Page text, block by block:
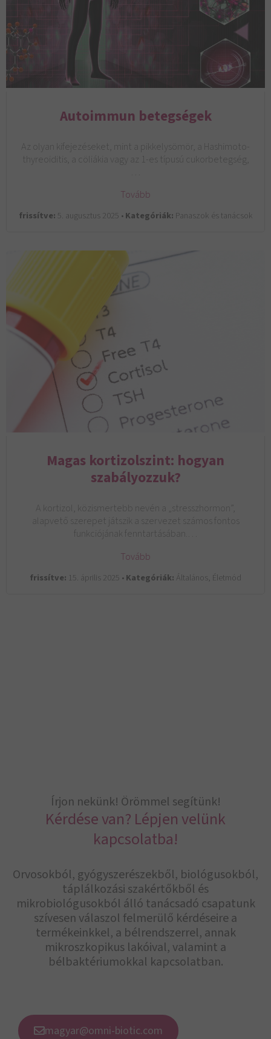
Autoimmun betegségek
Az olyan kifejezéseket, mint a pikkelysömör, a Hashimoto-
thyreoiditis, a cöliákia vagy az 1-es típusú cukorbetegség,
Tovább
frissítve: 5. augusztus 2025 •Kategóriák: Panaszok és tanácsok
Magas kortizolszint: hogyan
szabályozzuk?
A kortizol, közismertebb nevén a „stresszhormon”,
alapvető szerepet játszik a szervezet számos fontos
funkciójának fenntartásában.…
Tovább
frissítve: 15. április 2025 •Kategóriák: Általános, Életmód
Írjon nekünk! Örömmel segítünk!
Kérdése van? Lépjen velünk
kapcsolatba!
Orvosokból, gyógyszerészekből, biológusokból,
táplálkozási szakértőkből és
mikrobiológusokból álló tanácsadó csapatunk
szívesen válaszol felmerülő kérdéseire a
termékeinkkel, a bélrendszerrel, annak
mikroszkopikus lakóival, valamint a
bélbaktériumokkal kapcsolatban.
magyar@omni-biotic.com